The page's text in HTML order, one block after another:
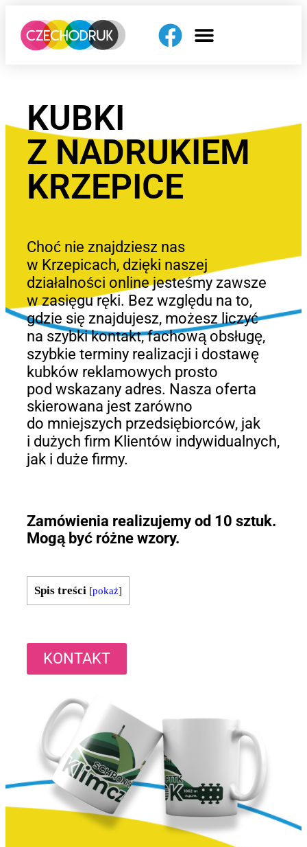
KUBKI
Z NADRUKIEM
KRZEPICE
Choć nie znajdziesz nas
w Krzepicach, dzięki naszej
działalności online jesteśmy zawsze
w zasięgu ręki. Bez względu na to,
gdzie się znajdujesz, możesz liczyć
na szybki kontakt, fachową obsługę,
szybkie terminy realizacji i dostawę
kubków reklamowych prosto
pod wskazany adres. Nasza oferta
skierowana jest zarówno
do mniejszych przedsiębiorców, jak
i dużych firm Klientów indywidualnych,
jak i duże firmy.
Zamówienia realizujemy od 10 sztuk.
Mogą być różne wzory.
Spis treści [pokaż]
KONTAKT